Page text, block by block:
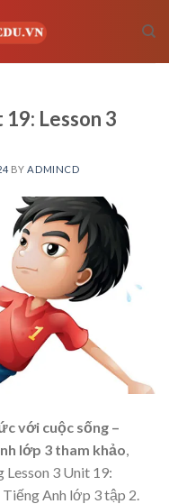
Lesson 3
BY ADMINCD
với cuộc sống –
lớp 3 tham khảo
Lesson 3 Unit 19:
Anh lớp 3 tập 2.